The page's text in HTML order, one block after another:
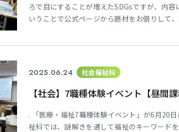
ろで目にすることが増えたSDGsですが、内容
いうことで公式ページから題材をお借りして
2025.06.24 社会福祉科
【社会】7職種体験イベント【昼間課
. 「医療・福祉7職種体験イベント」が6月20
祉科では、謎解きを通して福祉のキーワード